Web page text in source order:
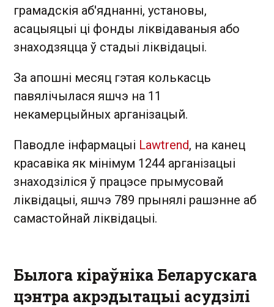
грамадскія аб'яднанні, установы,
асацыяцыі ці фонды ліквідаваныя або
знаходзяцца ў стадыі ліквідацыі.
За апошні месяц гэтая колькасць
павялічылася яшчэ на 11
некамерцыйных арганізацый.
Паводле інфармацыі Lawtrend, на канец
красавіка як мінімум 1244 арганізацыі
знаходзіліся ў працэсе прымусовай
ліквідацыі, яшчэ 789 прынялі рашэнне аб
самастойнай ліквідацыі.
Былога кіраўніка Беларускага
цэнтра акрэдытацыі асудзілі